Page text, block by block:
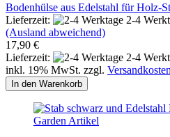
Bodenhülse aus Edelstahl für Holz-
Lieferzeit:
2-4
(Ausland abweichend)
17,90 €
Lieferzeit:
2-4
inkl. 19% MwSt. zzgl. Versandkosten
In den Warenkorb